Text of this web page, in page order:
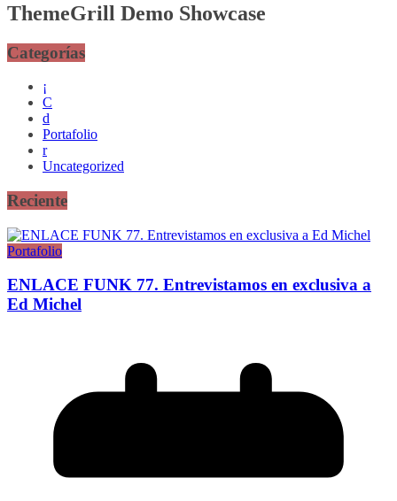
ThemeGrill Demo Showcase
Categorías
¡
C
d
Portafolio
r
Uncategorized
Reciente
Portafolio
ENLACE FUNK 77. Entrevistamos en exclusiva a
Ed Michel